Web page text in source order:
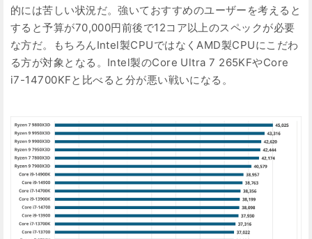
的には苦しい状況だ。強いておすすめのユーザーを考えると
すると予算が70,000円前後で12コア以上のスペックが必要
な方だ。もちろんIntel製CPUではなくAMD製CPUにこだわ
る方が対象となる。Intel製のCore Ultra 7 265KFやCore
i7-14700KFと比べると分が悪い戦いになる。